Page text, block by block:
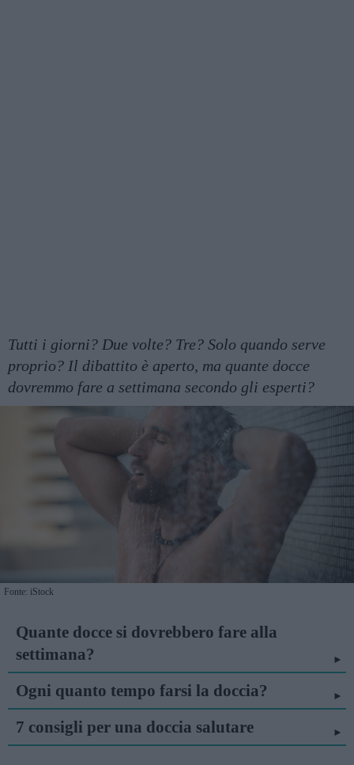
Tutti i giorni? Due volte? Tre? Solo quando serve
proprio? Il dibattito è aperto, ma quante docce
dovremmo fare a settimana secondo gli esperti?
Fonte: iStock
Quante docce si dovrebbero fare alla
settimana?
Ogni quanto tempo farsi la doccia?
7 consigli per una doccia salutare